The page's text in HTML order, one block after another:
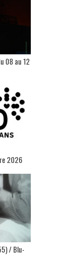
08 au 12
2026
/ Blu-